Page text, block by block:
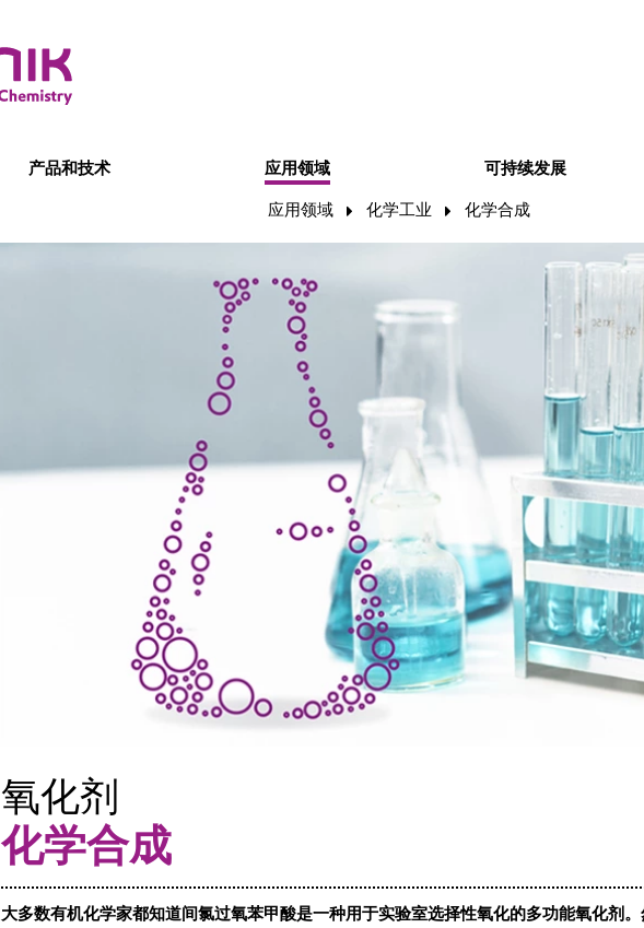
产品和技术 应用领域 可持续发展
应用领域 化学工业 化学合成
氧化剂
化学合成
大多数有机化学家都知道间氯过氧苯甲酸是一种用于实验室选择性氧化的多功能氧化剂。